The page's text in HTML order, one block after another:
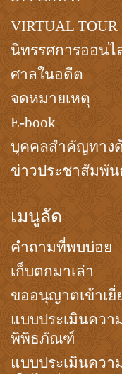
VIRTUAL TOUR
นิทรรศการออนไ
ศาลในอดีต
จดหมายเหตุ
E-book
บุคคลสำคัญทาง
ข่าวประชาสัมพัน
เมนูลัด
คำถามที่พบบ่อย
เก็บตกมาเล่า
ขออนุญาตเข้าเยี่
แบบประเมินควา
พิพิธภัณฑ์
แบบประเมินควา